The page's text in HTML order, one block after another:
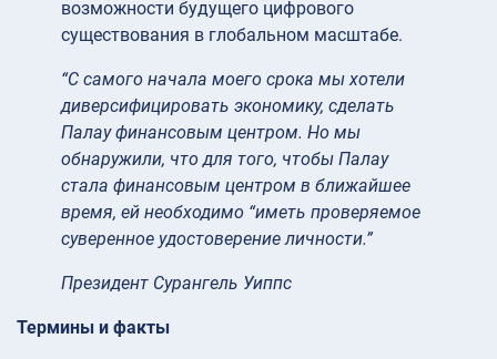
возможности будущего цифрового
существования в глобальном масштабе.
“С самого начала моего срока мы хотели
диверсифицировать экономику, сделать
Палау финансовым центром. Но мы
обнаружили, что для того, чтобы Палау
стала финансовым центром в ближайшее
время, ей необходимо “иметь проверяемое
суверенное удостоверение личности.”
Президент Сурангель Уиппс
Термины и факты